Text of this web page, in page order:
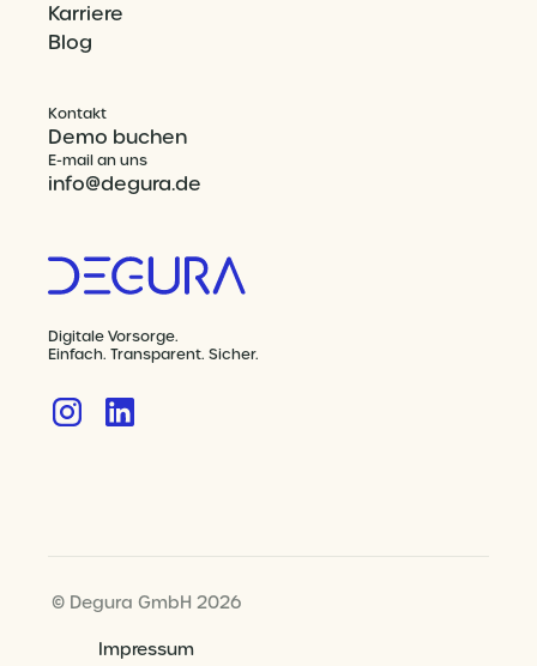
Karriere
Blog
Kontakt
Demo buchen
E-mail an uns
info@degura.de
Digitale Vorsorge.
Einfach. Transparent. Sicher.
© Degura GmbH 2026
Impressum